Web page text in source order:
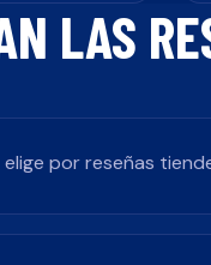
LAS
por reseñas